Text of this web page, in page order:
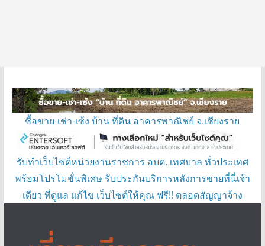
ซื้อขาย-เช่า-เซ้ง บ้าน ที่ดิน อาคารพาณิชย์ จ.เชียงราย
รับทำเว็บไซต์หน่วยงานราชการ อบต. เทศบาล ทั่วประเทศ
พร้อมโปรโมชั่นพิเศษ รับประกันบริการหลังการขายที่นี่เจ้า
เดียว ที่ดูแล แก้ไข เว็บไซต์ให้คุณ ฟรี!! ตลอดสัญญาจ้าง